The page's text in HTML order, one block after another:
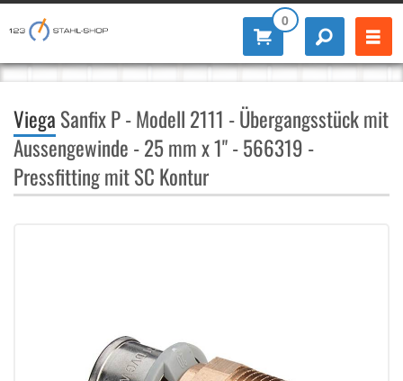
0
Viega Sanfix P - Modell 2111 - Übergangsstück mit
Aussengewinde - 25 mm x 1" - 566319 -
Pressfitting mit SC Kontur